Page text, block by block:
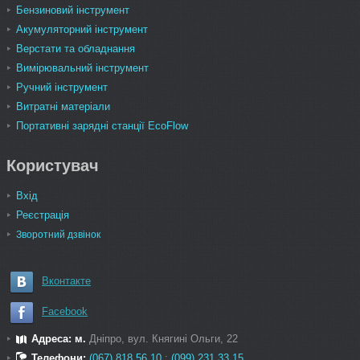
Бензиновий інструмент
Акумуляторний інструмент
Верстати та обладнання
Вимірювальний інструмент
Ручний інструмент
Витратні матеріали
Портативні зарядні станції EcoFlow
Користувач
Вхід
Реєстрація
Зворотний дзвінок
Вконтакте
Facebook
Адреса: м. Дніпро, вул. Княгині Ольги, 22